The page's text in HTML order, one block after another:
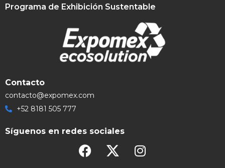
Programa de Exhibición Sustentable
Contacto
contacto@expomex.com
+52 8181 505 777
Síguenos en redes sociales